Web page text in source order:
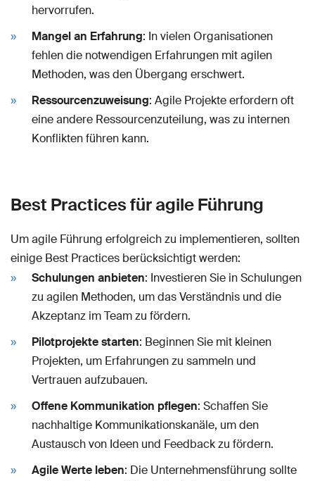
hervorrufen.
Mangel an Erfahrung: In vielen Organisationen
fehlen die notwendigen Erfahrungen mit agilen
Methoden, was den Übergang erschwert.
Ressourcenzuweisung: Agile Projekte erfordern oft
eine andere Ressourcenzuteilung, was zu internen
Konflikten führen kann.
Best Practices für agile Führung
Um agile Führung erfolgreich zu implementieren, sollten
einige Best Practices berücksichtigt werden:
Schulungen anbieten: Investieren Sie in Schulungen
zu agilen Methoden, um das Verständnis und die
Akzeptanz im Team zu fördern.
Pilotprojekte starten: Beginnen Sie mit kleinen
Projekten, um Erfahrungen zu sammeln und
Vertrauen aufzubauen.
Offene Kommunikation pflegen: Schaffen Sie
nachhaltige Kommunikationskanäle, um den
Austausch von Ideen und Feedback zu fördern.
Agile Werte leben: Die Unternehmensführung sollte